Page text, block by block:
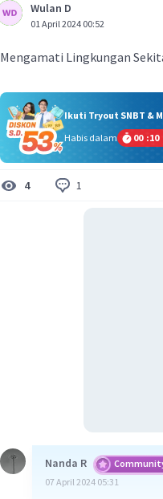
Wulan D
01 April 2024 00:52
Mengamati Lingkungan
Ikuti Tryout SNBT &
Habis dalam
00 :10
4 1
Nanda R
07 April 2024 05:31